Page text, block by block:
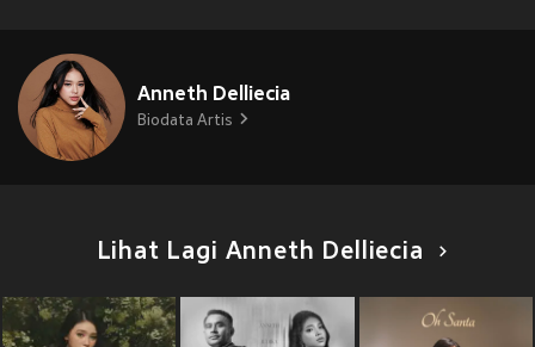
Anneth Delliecia
Biodata Artis
Lihat Lagi Anneth Delliecia